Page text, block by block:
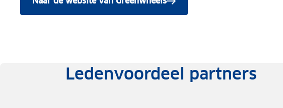
Ledenvoordeel partners